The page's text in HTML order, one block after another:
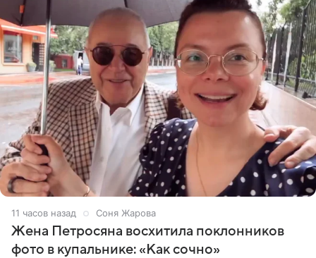
11 часов назад Соня Жарова
Жена Петросяна восхитила поклонников
фото в купальнике: «Как сочно»